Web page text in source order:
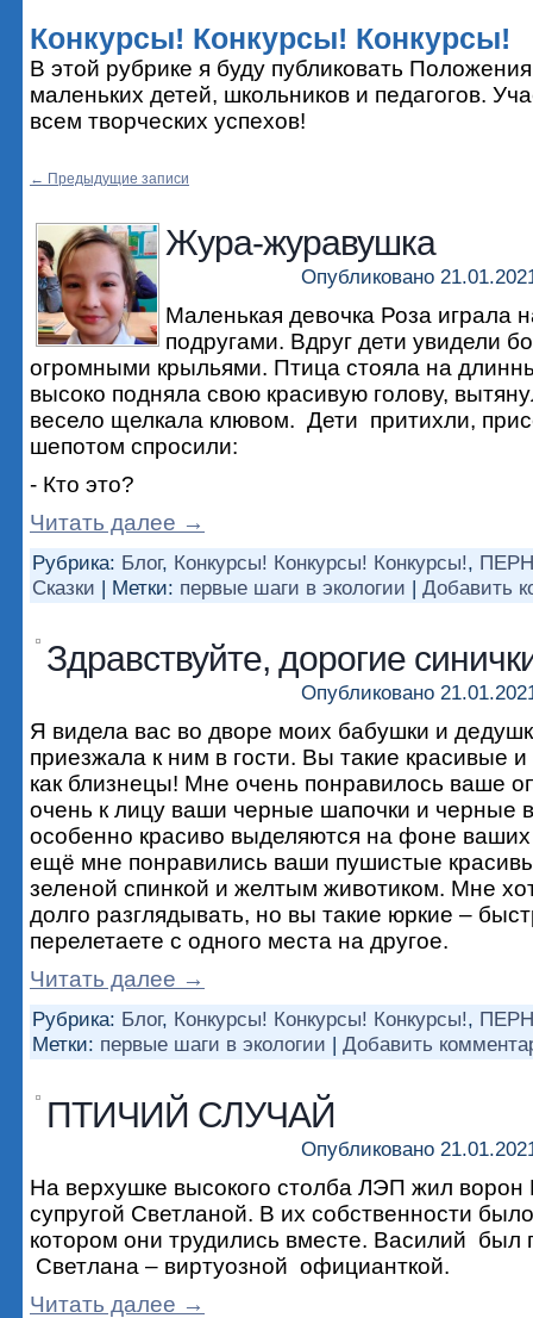
Конкурсы! Конкурсы! Конкурсы!
В этой рубрике я буду публиковать
маленьких детей, школьников и педагогов.
всем творческих успехов!
← Предыдущие записи
Жура-журавушка
Опубликовано
Маленькая девочка Роза играла
подругами. Вдруг дети увидели
огромными крыльями. Птица стояла на
высоко подняла свою красивую голову,
весело щелкала клювом. Дети притихли,
шепотом спросили:
- Кто это?
Читать далее →
Рубрика: Блог, Конкурсы! Конкурсы! Конкурсы!,
Сказки | Метки: первые шаги в экологии | Добавить
Здравствуйте, дорогие
Опубликовано
Я видела вас во дворе моих бабушки и
приезжала к ним в гости. Вы такие красивые
как близнецы! Мне очень понравилось ваше
очень к лицу ваши черные шапочки и черные
особенно красиво выделяются на фоне
ещё мне понравились ваши пушистые
зеленой спинкой и желтым животиком. Мне
долго разглядывать, но вы такие юркие –
перелетаете с одного места на другое.
Читать далее →
Рубрика: Блог, Конкурсы! Конкурсы! Конкурсы!,
Метки: первые шаги в экологии | Добавить
ПТИЧИЙ СЛУЧАЙ
Опубликовано
На верхушке высокого столба ЛЭП жил ворон
супругой Светланой. В их собственности
котором они трудились вместе. Василий был
Светлана – виртуозной официанткой.
Читать далее →